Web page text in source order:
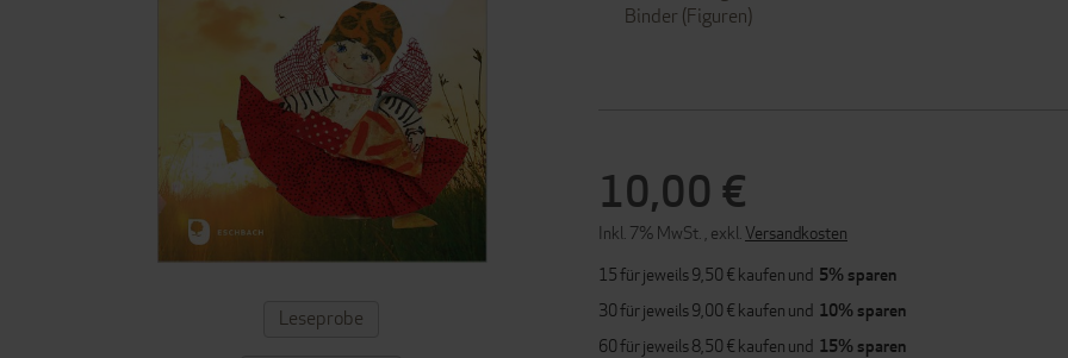
Binder (Figuren)
10,00 €
Inkl. 7% MwSt. , exkl. Versandkosten
15 für jeweils9,50 € kaufen und 5% sparen
30 für jeweils9,00 € kaufen und 10% sparen
60 für jeweils8,50 € kaufen und 15% sparen
ZUM
ANFANG
Leseprobe